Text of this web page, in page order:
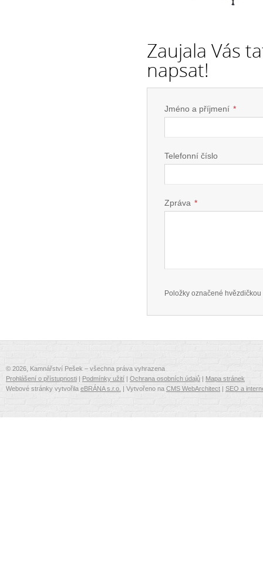
Zaujala Vás
napsat!
Jméno a příjmení *
Telefonní číslo
Zpráva *
Položky označené hvězdičkou
© 2026, Kamnářství Pešek – všechna práva vyhrazena
Prohlášení o přístupnosti | Podmínky užití | Ochrana osobních údajů | Mapa stránek
Webové stránky vytvořila eBRÁNA s.r.o. | Vytvořeno na CMS WebArchitect | SEO a